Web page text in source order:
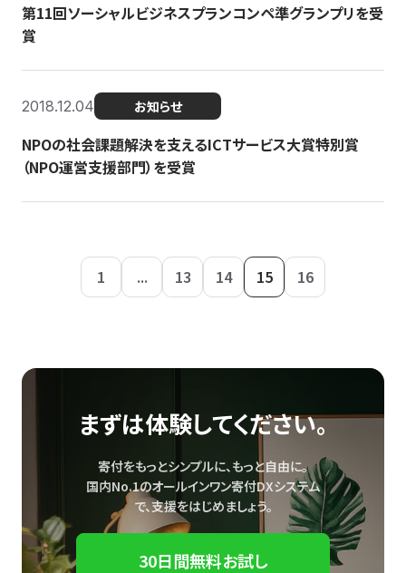
第11回ソーシャルビジネスプランコンペ準グランプリを受
賞
2018.12.04 お知らせ
NPOの社会課題解決を支えるICTサービス大賞特別賞
（NPO運営支援部門）を受賞
1 ... 13 14 15 16
まずは体験してください。
寄付をもっとシンプルに、もっと自由に。
国内No.1のオールインワン寄付DXシステム
で、支援をはじめましょう。
30日間無料お試し